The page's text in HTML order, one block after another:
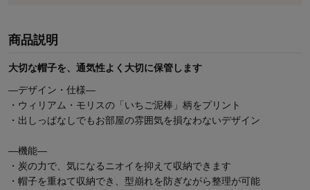
商品説明
大切な帽子を、通気性よく大切に保管します
―デザイン・仕様―
・ウィリアム・モリスの「いちご泥棒」柄をプリント
・出しっぱなしでもお部屋の雰囲気を損なわないデザイン
―機能―
・炭の力で、気になるニオイを抑えて収納できます
・帽子を重ねて収納でき、型崩れを防ぎながら整理が可能